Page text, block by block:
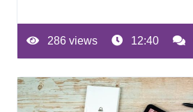
286 views 12:40